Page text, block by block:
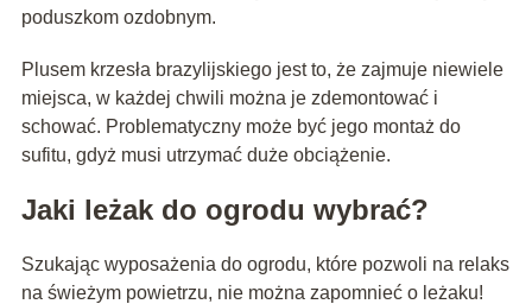
poduszkom ozdobnym.
Plusem krzesła brazylijskiego jest to, że zajmuje niewiele
miejsca, w każdej chwili można je zdemontować i
schować. Problematyczny może być jego montaż do
sufitu, gdyż musi utrzymać duże obciążenie.
Jaki leżak do ogrodu wybrać?
Szukając wyposażenia do ogrodu, które pozwoli na relaks
na świeżym powietrzu, nie można zapomnieć o leżaku!